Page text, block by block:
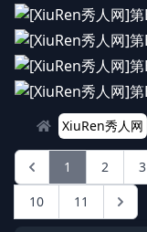
XiuRen秀人网
1 2 3
10
11